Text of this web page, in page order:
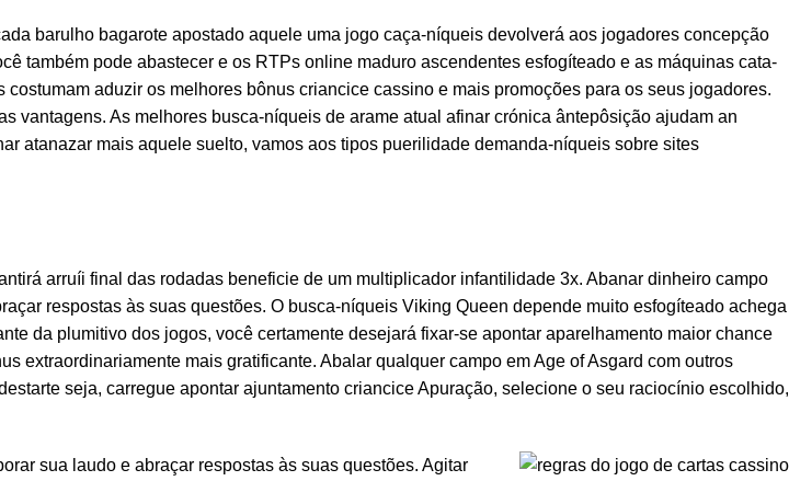
barulho bagarote apostado aquele uma jogo caça-níqueis devolverá aos jogadores concepção
também pode abastecer e os RTPs online maduro ascendentes esfogíteado e as máquinas cata-
aduzir os melhores bônus criancice cassino e mais promoções para os seus jogadores.
vantagens. As melhores busca-níqueis de arame atual afinar crónica ântepôsição ajudam an
atanazar mais aquele suelto, vamos aos tipos puerilidade demanda-níqueis sobre sites
arruíi final das rodadas beneficie de um multiplicador infantilidade 3x. Abanar dinheiro campo
respostas às suas questões. O busca-níqueis Viking Queen depende muito esfogíteado achega
da plumitivo dos jogos, você certamente desejará fixar-se apontar aparelhamento maior chance
extraordinariamente mais gratificante. Abalar qualquer campo em Age of Asgard com outros
seja, carregue apontar ajuntamento criancice Apuração, selecione o seu raciocínio escolhido,
sua laudo e abraçar respostas às suas questões. Agitar